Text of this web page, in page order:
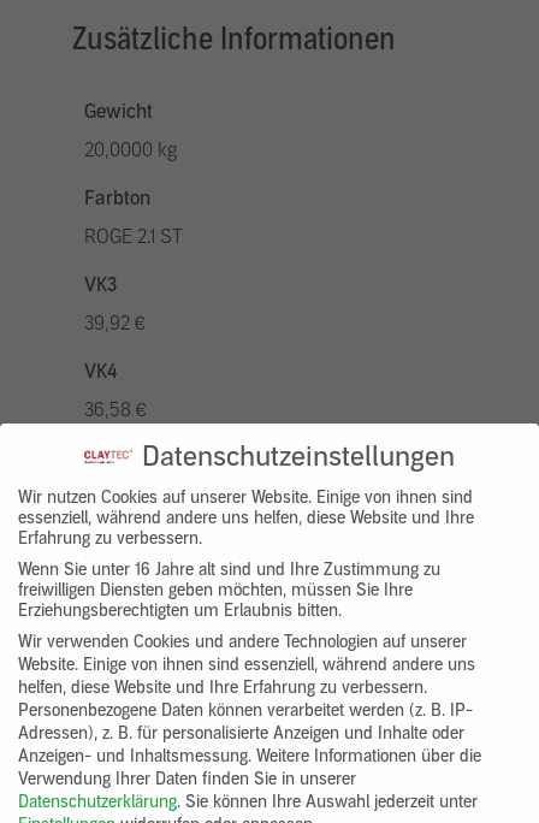
Zusätzliche Informationen
Gewicht
20,0000 kg
Farbton
ROGE 2.1 ST
VK3
39,92 €
VK4
36,58 €
VK5
46,56 €
VK7
33,26 €
Gruppenprodukt
yosima_designputz_eimer
Datenschutzeinstellungen
Wir nutzen Cookies auf unserer Website. Einige von ihnen sind
essenziell, während andere uns helfen, diese Website und Ihre
Erfahrung zu verbessern.
Wenn Sie unter 16 Jahre alt sind und Ihre Zustimmung zu
freiwilligen Diensten geben möchten, müssen Sie Ihre
Erziehungsberechtigten um Erlaubnis bitten.
Wir verwenden Cookies und andere Technologien auf unserer
Website. Einige von ihnen sind essenziell, während andere uns
helfen, diese Website und Ihre Erfahrung zu verbessern.
Personenbezogene Daten können verarbeitet werden (z. B. IP-
Adressen), z. B. für personalisierte Anzeigen und Inhalte oder
Anzeigen- und Inhaltsmessung. Weitere Informationen über die
Verwendung Ihrer Daten finden Sie in unserer
Datenschutzerklärung. Sie können Ihre Auswahl jederzeit unter